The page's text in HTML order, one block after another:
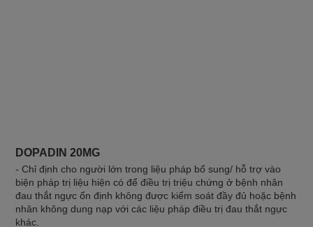
DOPADIN 20MG
- Chỉ định cho người lớn trong liệu pháp bổ sung/ hỗ trợ vào
biện pháp trị liệu hiện có để điều trị triệu chứng ở bệnh nhân
đau thắt ngực ổn định không được kiểm soát đầy đủ hoặc bệnh
nhân không dung nạp với các liệu pháp điều trị đau thắt ngực
khác.